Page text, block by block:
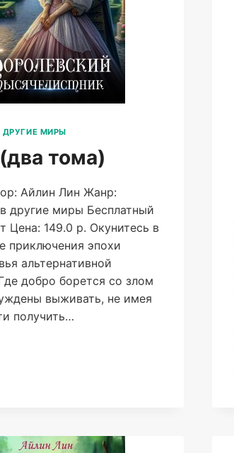
МИРЫ
тома)
Айлин Лин Жанр:
другие миры Бесплатный
Цена: 149.0 р. Окунитесь в
приключения эпохи
альтернативной
добро борется со злом
выживать, не имея
получить…